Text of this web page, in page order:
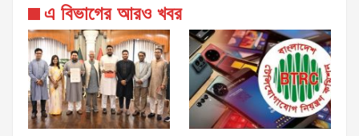
এ বিভাগের আরও খবর